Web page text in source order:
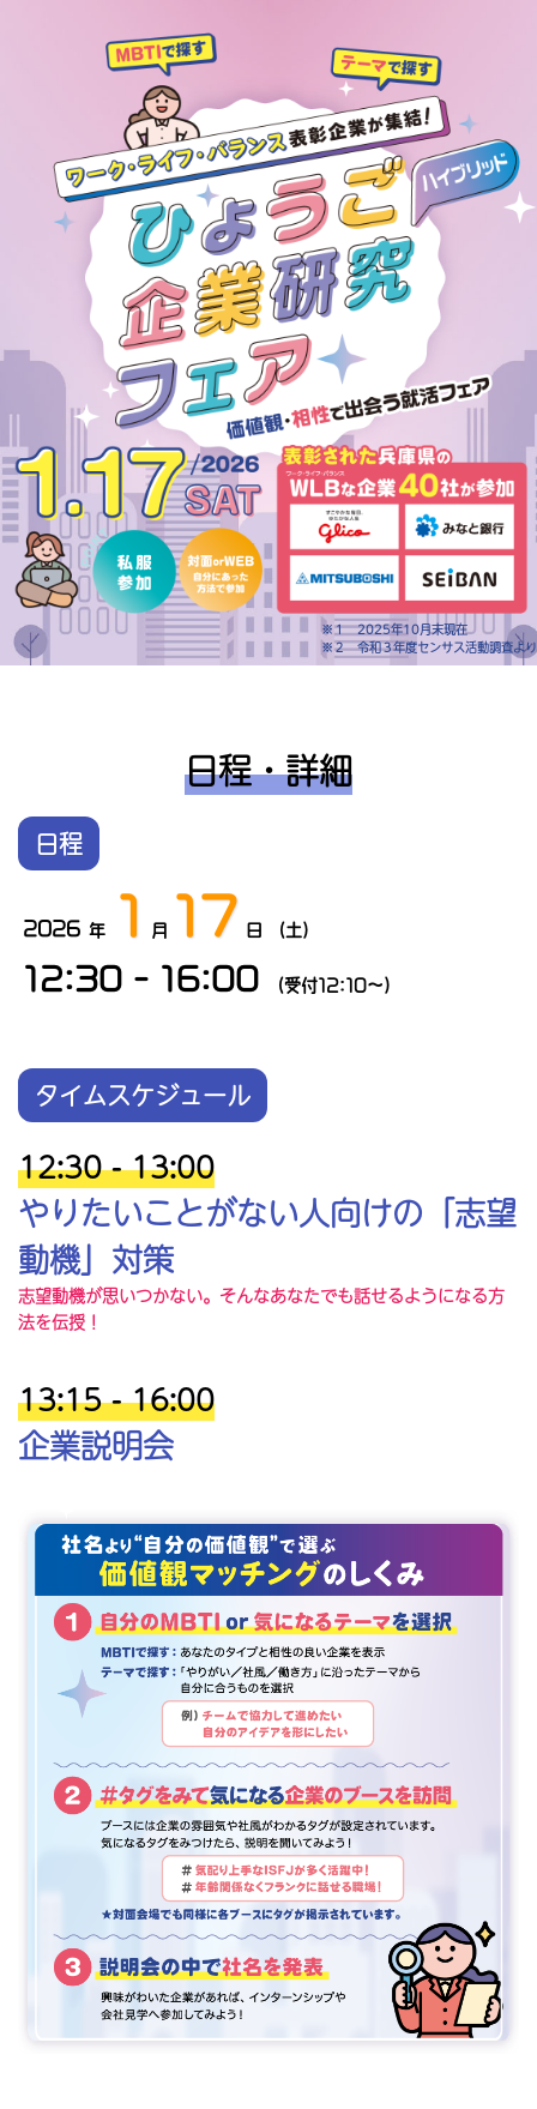
※１ 2025年10月末現在
※２ 令和３年度センサス活動調査より
日程・詳細
日程
2026 年 1 月 17 日 （土）
12:30 - 16:00 （受付12:10～）
タイムスケジュール
12:30 - 13:00
やりたいことがない人向けの「志望
動機」対策
志望動機が思いつかない。そんなあなたでも話せるようになる方
法を伝授！
13:15 - 16:00
企業説明会